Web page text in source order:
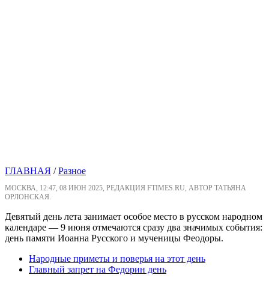
ГЛАВНАЯ /Разное
МОСКВА, 12:47, 08 ИЮН 2025, РЕДАКЦИЯ FTIMES.RU, АВТОР ТАТЬЯНА
ОРЛОНСКАЯ.
Девятый день лета занимает особое место в русском народном
календаре — 9 июня отмечаются сразу два значимых события:
день памяти Иоанна Русского и мученицы Феодоры.
Народные приметы и поверья на этот день
Главный запрет на Федорин день